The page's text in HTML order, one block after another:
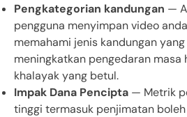
Pengkategorian kandungan —
pengguna menyimpan video
memahami jenis kandungan
meningkatkan pengedaran masa
khalayak yang betul.
Impak Dana Pencipta — Metrik
tinggi termasuk penjimatan